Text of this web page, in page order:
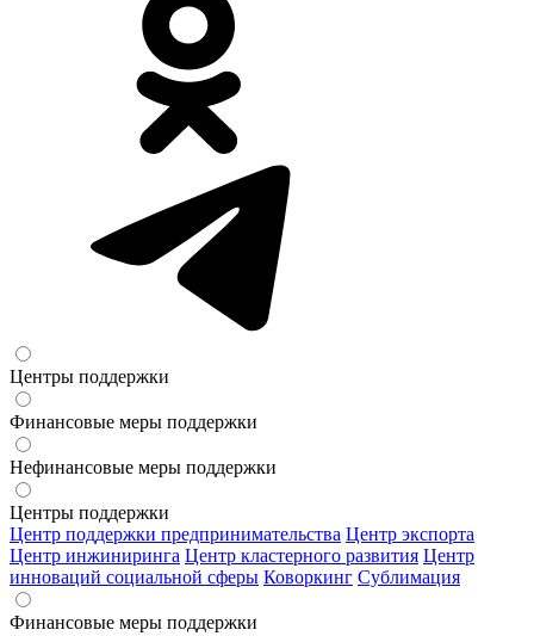
Центры поддержки
Финансовые меры поддержки
Нефинансовые меры поддержки
Центры поддержки
Центр поддержки предпринимательства Центр экспорта
Центр инжиниринга Центр кластерного развития Центр
инноваций социальной сферы Коворкинг Сублимация
Финансовые меры поддержки